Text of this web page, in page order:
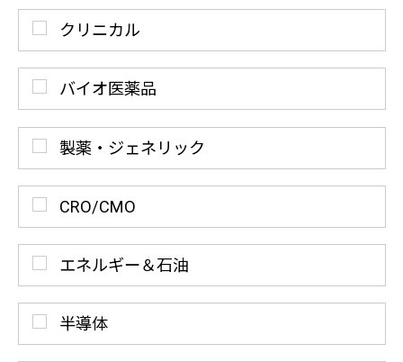
クリニカル
バイオ医薬品
製薬・ジェネリック
CRO/CMO
エネルギー＆石油
半導体